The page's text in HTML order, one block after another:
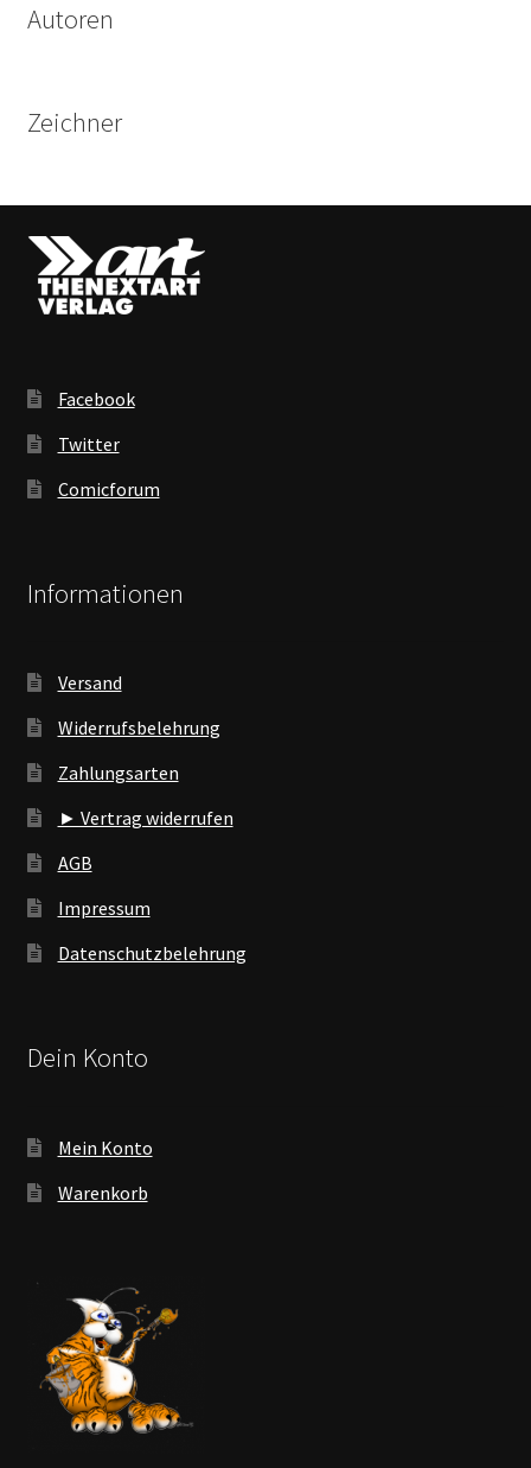
Autoren
Zeichner
Facebook
Twitter
Comicforum
Informationen
Versand
Widerrufsbelehrung
Zahlungsarten
► Vertrag widerrufen
AGB
Impressum
Datenschutzbelehrung
Dein Konto
Mein Konto
Warenkorb